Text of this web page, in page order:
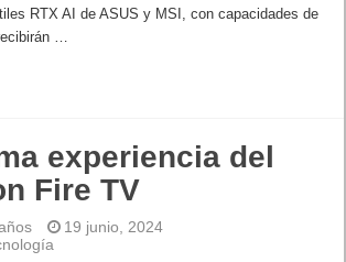
RTX AI de ASUS y MSI, con capacidades de
…
experiencia del
Fire TV
19 junio, 2024